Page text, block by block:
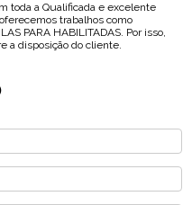
toda a Qualificada e excelente
trabalhos como
PARA HABILITADAS. Por isso,
a disposição do cliente.